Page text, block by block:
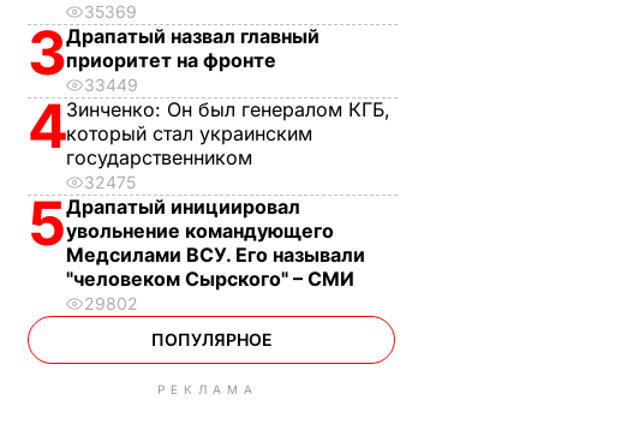
35369
3Драпатый назвал главный
приоритет на фронте
33449
4Зинченко: Он был генералом КГБ,
который стал украинским
государственником
32475
5Драпатый инициировал
увольнение командующего
Медсилами ВСУ. Его называли
"человеком Сырского" – СМИ
29802
ПОПУЛЯРНОЕ
РЕКЛАМА